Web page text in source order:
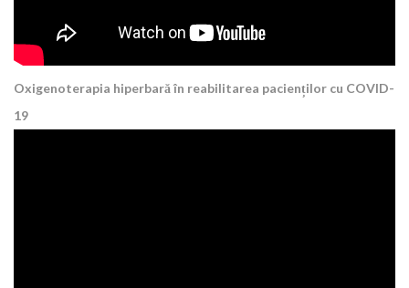
Oxigenoterapia hiperbară în reabilitarea pacienților cu COVID-
19